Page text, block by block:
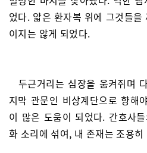
었다. 얇은 환자복 위에 그것들
이지는 않게 되었다.
두근거리는 심장을 움켜쥐며
지막 관문인 비상계단으로 향해
이 많은 도움이 되었다. 간호사
화 소리에 섞여, 내 존재는 조용